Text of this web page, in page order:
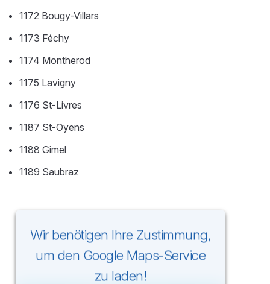
1172 Bougy-Villars
1173 Féchy
1174 Montherod
1175 Lavigny
1176 St-Livres
1187 St-Oyens
1188 Gimel
1189 Saubraz
Wir benötigen Ihre Zustimmung,
um den Google Maps-Service
zu laden!